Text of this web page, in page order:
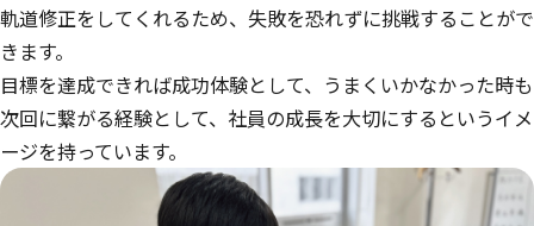
軌道修正をしてくれるため、失敗を恐れずに挑戦することがで
きます。
目標を達成できれば成功体験として、うまくいかなかった時も
次回に繋がる経験として、社員の成長を大切にするというイメ
ージを持っています。